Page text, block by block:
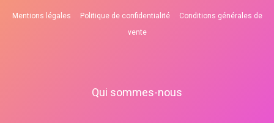
Mentions légales Politique de confidentialité
Conditions générales de
vente
Qui sommes-nous